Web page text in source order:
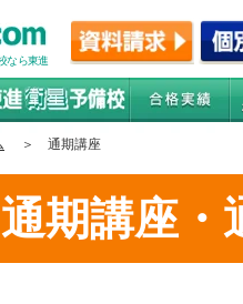
なら東進
＞ 通期講座
通期講座・